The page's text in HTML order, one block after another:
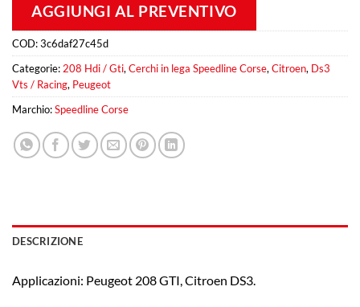
AGGIUNGI AL PREVENTIVO
COD:3c6daf27c45d
Categorie:208 Hdi / Gti,Cerchi in lega Speedline Corse,Citroen, Ds3
Vts / Racing, Peugeot
Marchio:Speedline Corse
DESCRIZIONE
Applicazioni: Peugeot 208 GTI, Citroen DS3.